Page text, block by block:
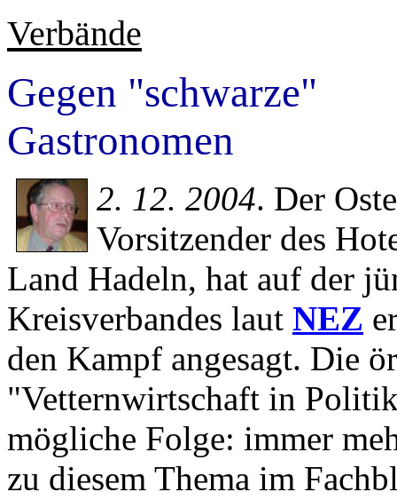
Verbände
Gegen "schwarze"
Gastronomen
2. 12. 2004. Der
Vorsitzender des
Land Hadeln, hat auf der
Kreisverbandes laut NEZ
den Kampf angesagt. Die
"Vetternwirtschaft in
mögliche Folge: immer
zu diesem Thema im